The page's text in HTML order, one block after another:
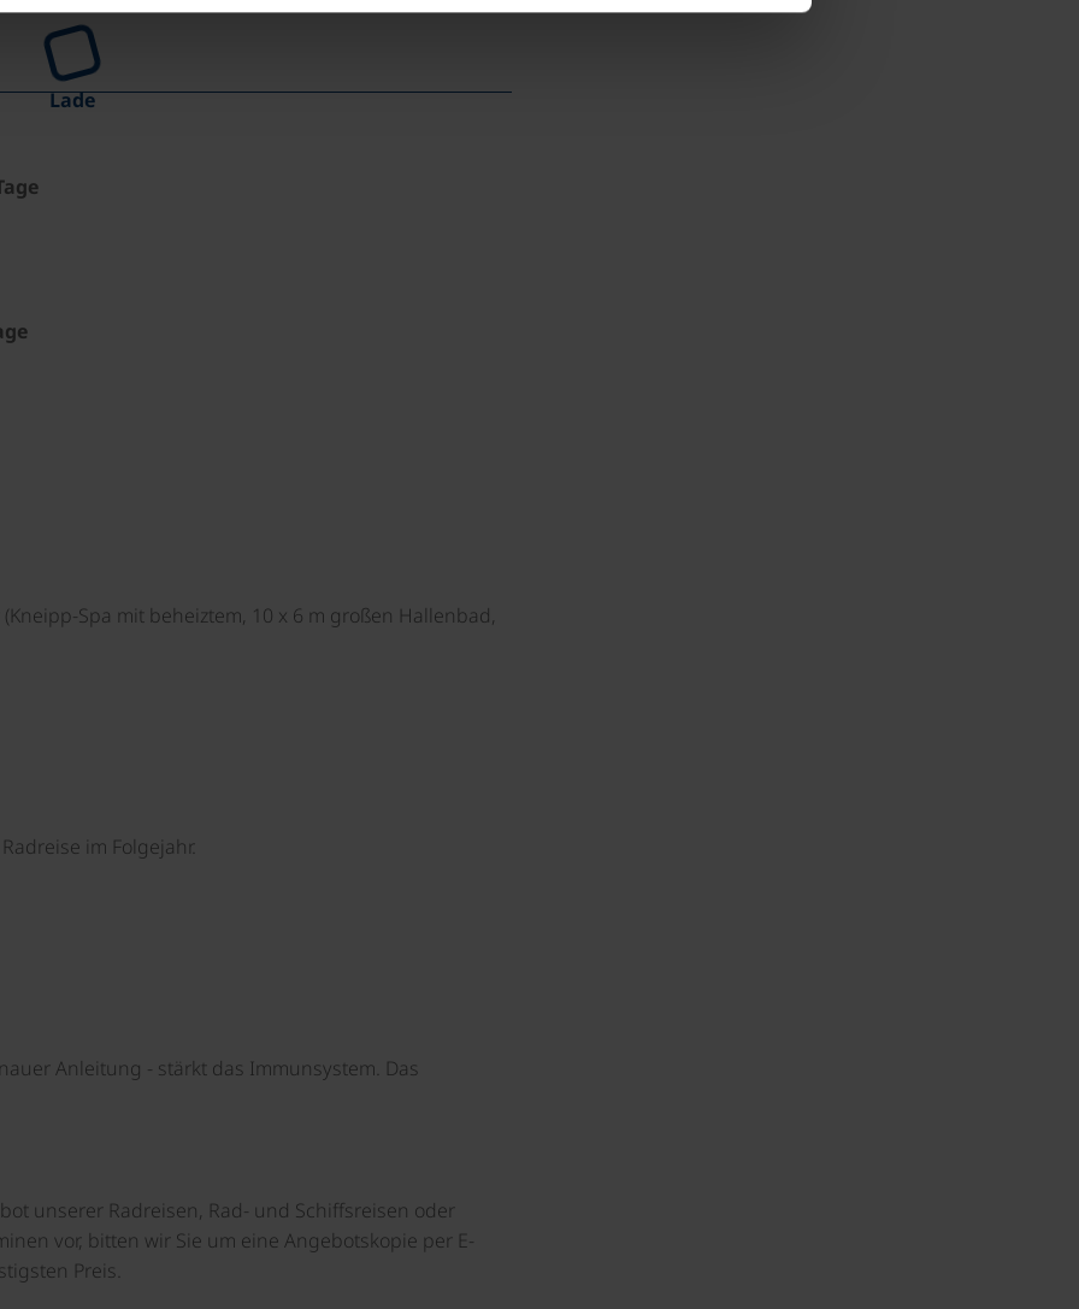
Lade
Spa mit beheiztem, 10 x 6 m großen Hallenbad,
im Folgejahr.
Anleitung - stärkt das Immunsystem. Das
unserer Radreisen, Rad- und Schiffsreisen oder
vor, bitten wir Sie um eine Angebotskopie per E-
Preis.